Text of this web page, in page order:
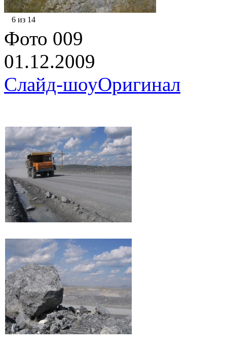
6 из 14
Фото 009
01.12.2009
Слайд-шоуОригинал